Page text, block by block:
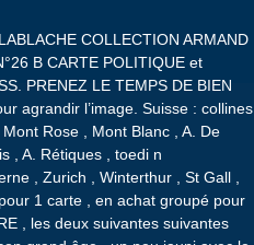
COLLECTION ARMAND
B CARTE POLITIQUE et
PRENEZ LE TEMPS DE BIEN
agrandir l’image. Suisse : collines
Rose , Mont Blanc , A. De
, A. Rétiques , toedi n
, Zurich , Winterthur , St Gall ,
1 carte , en achat groupé pour
, les deux suivantes suivantes